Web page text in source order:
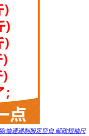
t恤速递制服定空白 邮政短袖尺